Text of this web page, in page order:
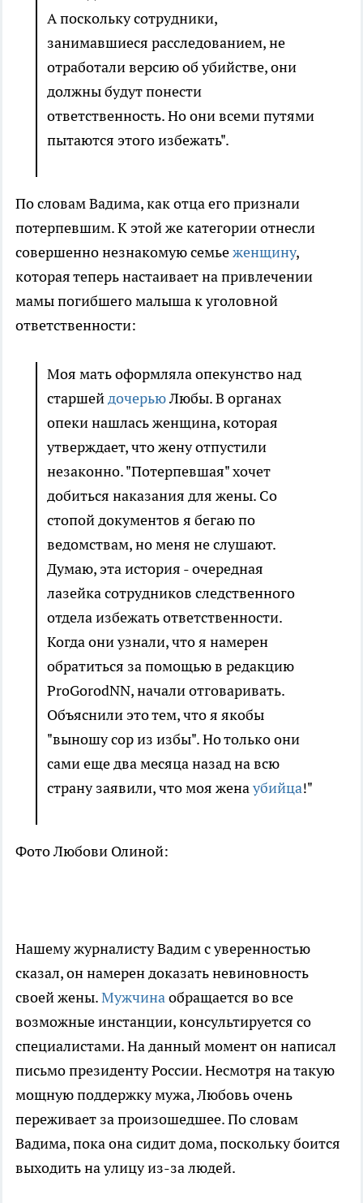
А поскольку сотрудники,
занимавшиеся расследованием, не
отработали версию об убийстве, они
должны будут понести
ответственность. Но они всеми путями
пытаются этого избежать".
По словам Вадима, как отца его признали
потерпевшим. К этой же категории отнесли
совершенно незнакомую семьеженщину,
которая теперь настаивает на привлечении
мамы погибшего малыша к уголовной
ответственности:
Моя мать оформляла опекунство над
старшейдочерьюЛюбы. В органах
опеки нашлась женщина, которая
утверждает, что жену отпустили
незаконно. "Потерпевшая" хочет
добиться наказания для жены. Со
стопой документов я бегаю по
ведомствам, но меня не слушают.
Думаю, эта история - очередная
лазейка сотрудников следственного
отдела избежать ответственности.
Когда они узнали, что я намерен
обратиться за помощью в редакцию
ProGorodNN, начали отговаривать.
Объяснили это тем, что я якобы
"выношу сор из избы". Но только они
сами еще два месяца назад на всю
страну заявили, что моя женаубийца!"
Фото Любови Олиной:
Нашему журналисту Вадим с уверенностью
сказал, он намерен доказать невиновность
своей жены.Мужчинаобращается во все
возможные инстанции, консультируется со
специалистами. На данный момент он написал
письмо президенту России. Несмотря на такую
мощную поддержку мужа, Любовь очень
переживает за произошедшее. По словам
Вадима, пока она сидит дома, поскольку боится
выходить на улицу из-за людей.